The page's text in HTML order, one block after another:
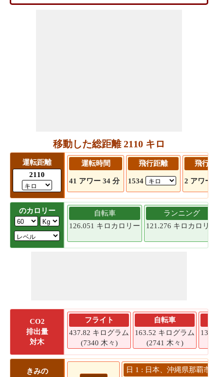
移動した総距離 2110 キロ
運転距離
2110
運転時間
41 アワー 34 分
飛行距離
1534
飛行時
2 アワー
のカロリー
自転車
126.051 キロカロリー
ランニング
121.276 キロカロリー
CO2
排出量
対木
フライト
437.82 キログラム
(7340 木々)
自転車
163.52 キログラム
(2741 木々)
きみの
日 1 : 日本、沖縄県那覇市